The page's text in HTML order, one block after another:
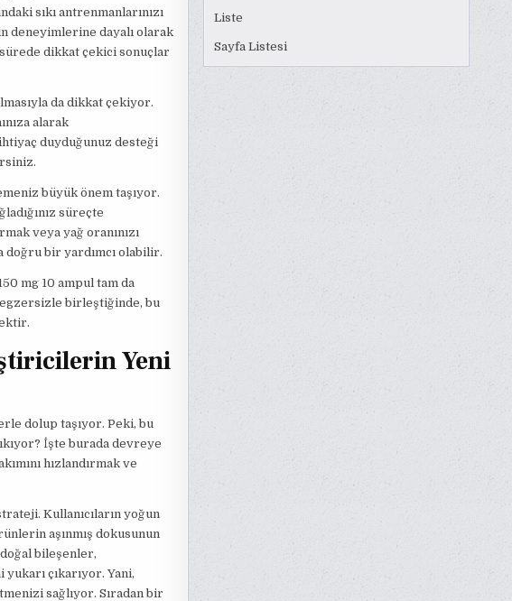
sıkı antrenmanlarınızı
deneyimlerine dayalı olarak
dikkat çekici sonuçlar
da dikkat çekiyor.
alarak
duyduğunuz desteği
büyük önem taşıyor.
süreçte
veya yağ oranınızı
bir yardımcı olabilir.
mg 10 ampul tam da
egzersizle birleştiğinde, bu
Yeni
dolup taşıyor. Peki, bu
İşte burada devreye
hızlandırmak ve
Kullanıcıların yoğun
aşınmış dokusunun
doğal bileşenler,
çıkarıyor. Yani,
sağlıyor. Sıradan bir
Liste
Sayfa Listesi